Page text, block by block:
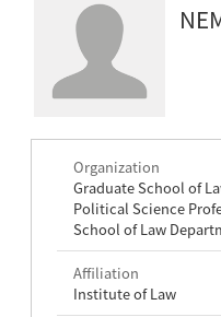
Organization
Graduate School of
Political Science
School of Law
Affiliation
Institute of Law